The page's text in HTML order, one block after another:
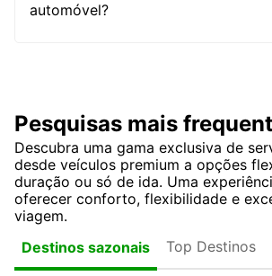
automóvel?
Pesquisas mais
Descubra uma gama exclusiva de
desde veículos premium a opções
duração ou só de ida. Uma
oferecer conforto, flexibilidade e
viagem.
Destinos sazonais
Top Destinos